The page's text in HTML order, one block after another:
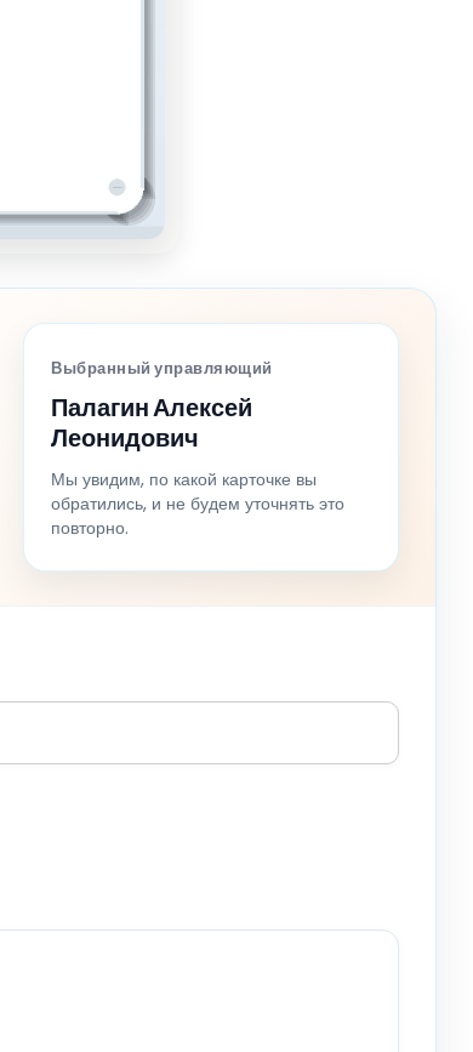
Выбранный управляющий
Палагин Алексей
Леонидович
Мы увидим, по какой карточке вы
обратились, и не будем уточнять это
повторно.